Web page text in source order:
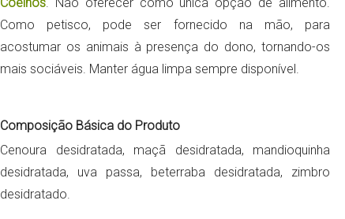
Como petisco, pode ser fornecido na mão, para
acostumar os animais à presença do dono, tornando-os
mais sociáveis. Manter água limpa sempre disponível.
Composição Básica do Produto
Cenoura desidratada, maçã desidratada, mandioquinha
desidratada, uva passa, beterraba desidratada, zimbro
desidratado.